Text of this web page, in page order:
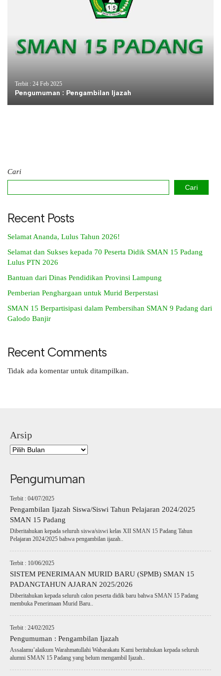
Terbit : 24 Feb 2025
Pengumuman : Pengambilan Ijazah
Cari
Cari
Recent Posts
Selamat Ananda, Lulus Tahun 2026!
Selamat dan Sukses kepada 70 Peserta Didik SMAN 15 Padang
Lulus PTN 2026
Bantuan dari Dinas Pendidikan Provinsi Lampung
Pemberian Penghargaan untuk Murid Berperstasi
SMAN 15 Berpartisipasi dalam Pembersihan SMAN 9 Padang dari
Galodo Banjir
Recent Comments
Tidak ada komentar untuk ditampilkan.
Arsip
Pengumuman
Terbit : 04/07/2025
Pengambilan Ijazah Siswa/Siswi Tahun Pelajaran 2024/2025
SMAN 15 Padang
Diberitahukan kepada seluruh siswa/siswi kelas XII SMAN 15 Padang Tahun
Pelajaran 2024/2025 bahwa pengambilan ijazah..
Terbit : 10/06/2025
SISTEM PENERIMAAN MURID BARU (SPMB) SMAN 15
PADANGTAHUN AJARAN 2025/2026
Diberitahukan kepada seluruh calon peserta didik baru bahwa SMAN 15 Padang
membuka Penerimaan Murid Baru..
Terbit : 24/02/2025
Pengumuman : Pengambilan Ijazah
Assalamu’alaikum Warahmatullahi Wabarakatu Kami beritahukan kepada seluruh
alumni SMAN 15 Padang yang belum mengambil Ijazah..